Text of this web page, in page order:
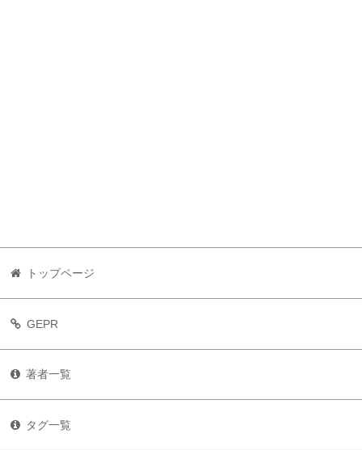
トップページ
GEPR
著者一覧
タグ一覧